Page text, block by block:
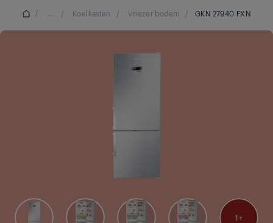
/ ... / Koelkasten / Vriezer bodem / GKN 27940 FXN
1